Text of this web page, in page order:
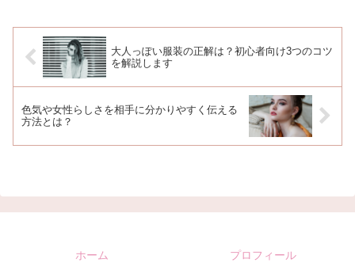
大人っぽい服装の正解は？初心者向け3つのコツ
を解説します
色気や女性らしさを相手に分かりやすく伝える
方法とは？
ホーム プロフィール